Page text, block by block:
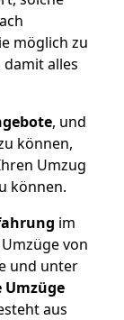
möglich zu
damit alles
, und
können,
Umzug
können.
im
von
und unter
aus